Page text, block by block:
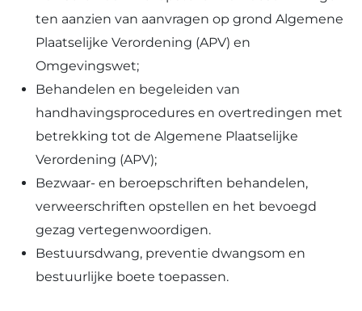
ten aanzien van aanvragen op grond Algemene
Plaatselijke Verordening (APV) en
Omgevingswet;
Behandelen en begeleiden van
handhavingsprocedures en overtredingen met
betrekking tot de Algemene Plaatselijke
Verordening (APV);
Bezwaar- en beroepschriften behandelen,
verweerschriften opstellen en het bevoegd
gezag vertegenwoordigen.
Bestuursdwang, preventie dwangsom en
bestuurlijke boete toepassen.